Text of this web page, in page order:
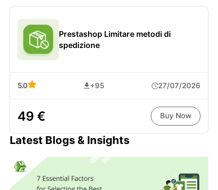
Prestashop Limitare metodi di
spedizione
5.0 +95 27/07/2026
49 € Buy Now
Latest Blogs & Insights